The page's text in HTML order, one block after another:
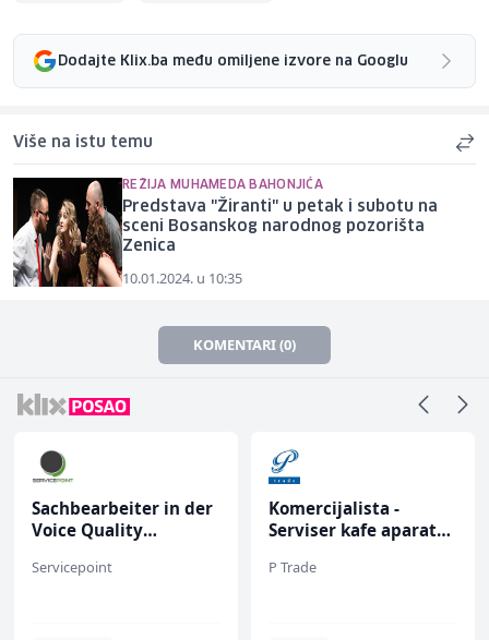
Dodajte Klix.ba među omiljene izvore na Googlu
Više na istu temu
REŽIJA MUHAMEDA BAHONJIĆA
Predstava "Žiranti" u petak i subotu na
sceni Bosanskog narodnog pozorišta
Zenica
10.01.2024. u 10:35
KOMENTARI (0)
Sachbearbeiter in der
Voice Quality
Servicepoint
Komercijalista -
Serviser kafe aparata
P Trade